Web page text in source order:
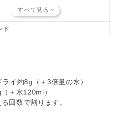
ン 1.3％、マグネシウム 0.10％
ド
イ約8g（＋3倍量の水）
＋水120ml）
回数で割ります。